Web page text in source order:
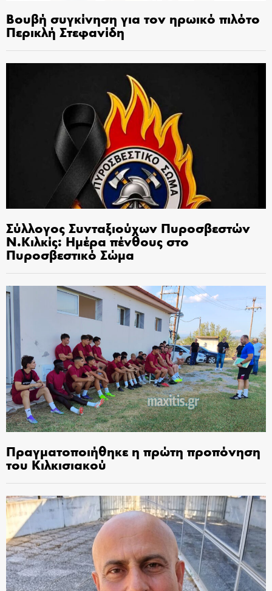
Βουβή συγκίνηση για τον ηρωικό πιλότο
Περικλή Στεφανίδη
Σύλλογος Συνταξιούχων Πυροσβεστών
Ν.Κιλκίς: Ημέρα πένθους στο
Πυροσβεστικό Σώμα
Πραγματοποιήθηκε η πρώτη προπόνηση
του Κιλκισιακού